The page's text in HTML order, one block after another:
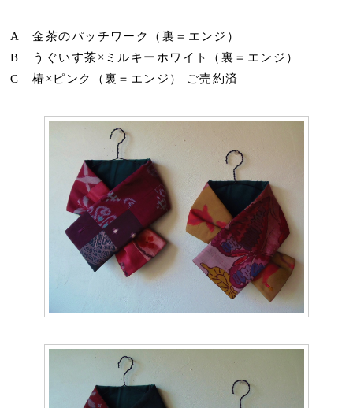
A 金茶のパッチワーク（裏＝エンジ）
B うぐいす茶×ミルキーホワイト（裏＝エンジ）
C 椿×ピンク（裏＝エンジ）ご売約済